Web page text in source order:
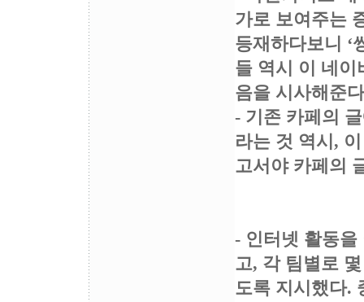
가로 보여주는
등재하다보니 ‘
들 역시 이 네이
음을 시사해준
- 기존 카페의
라는 것 역시,
고서야 카페의
- 인터넷 활동을
고, 각 팀별로
도록 지시했다.